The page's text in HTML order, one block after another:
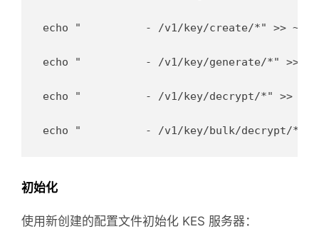
echo "    	- /v1/key/create/*" >> ~/kes/init.yml
echo "    	- /v1/key/generate/*" >> ~/kes/init.yml
echo "    	- /v1/key/decrypt/*" >> ~/kes/init.yml
初始化
使用新创建的配置文件初始化 KES 服务器：